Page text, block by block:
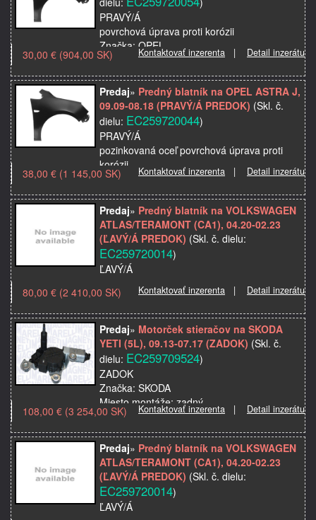
PRAVÝ/Á
povrchová úprava proti korózii
Značka: OPEL
Model použitia: ASTRA J, 09.09-08.18
Verzia modelu/výbavy: 5D;sedan;Sports
Tourer
Kvalita: Odporúčaná kvalita
Kontaktovať inzerenta | Detail inzerátu
30,00 € (904,00 SK)
Predaj» Predný blatník na OPEL ASTRA J,
09.09-08.18 (PRAVÝ/Á PREDOK) (Skl. č.
dielu: EC259720044)
PRAVÝ/Á
pozinkovaná oceľ povrchová úprava proti
korózii
Značka: OPEL
Model použitia: ASTRA J, 09.09-08.18
Verzia modelu/výbavy: 5D;sedan;Sports
Tourer
Kvalita: Cert…
Kontaktovať inzerenta | Detail inzerátu
38,00 € (1 145,00 SK)
Predaj» Predný blatník na VOLKSWAGEN
ATLAS/TERAMONT (CA1), 04.20-02.23
(ĽAVÝ/Á PREDOK) (Skl. č. dielu:
EC259720014)
ĽAVÝ/Á
Značka: VOLKSWAGEN
Model použitia:
Informácia:
Kvalita: Základná náhrada
Materiál: oceľ
Miesto montáže: predný
Názov dielu: Predný blatník
OE:…
Kontaktovať inzerenta | Detail inzerátu
80,00 € (2 410,00 SK)
Predaj» Motorček stieračov na SKODA
YETI (5L), 09.13-07.17 (ZADOK) (Skl. č.
dielu: EC259709524)
ZADOK
Značka: SKODA
Miesto montáže: zadný
Model použitia:
Typ karosérie: liftback
Kvalita: Prémiový diel prvovýroby
Názov dielu: Motorček stieračov
OE: 5J795…
Kontaktovať inzerenta | Detail inzerátu
108,00 € (3 254,00 SK)
Predaj» Predný blatník na VOLKSWAGEN
ATLAS/TERAMONT (CA1), 04.20-02.23
(ĽAVÝ/Á PREDOK) (Skl. č. dielu:
EC259720014)
ĽAVÝ/Á